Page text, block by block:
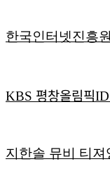
한국인터넷진흥
KBS
지한솔 뮤비 티져